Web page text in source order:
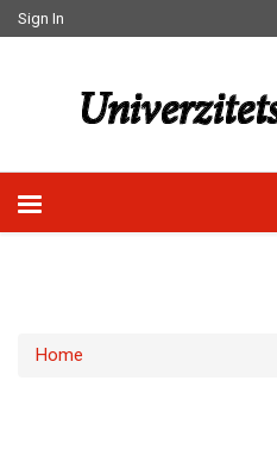
Sign In
Home